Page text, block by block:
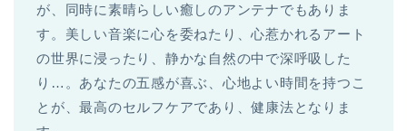
が、同時に素晴らしい癒しのアンテナでもありま
す。美しい音楽に心を委ねたり、心惹かれるアート
の世界に浸ったり、静かな自然の中で深呼吸した
り…。あなたの五感が喜ぶ、心地よい時間を持つこ
とが、最高のセルフケアであり、健康法となりま